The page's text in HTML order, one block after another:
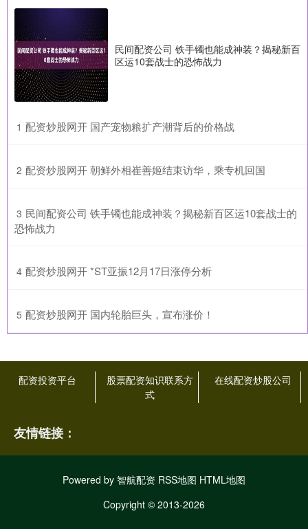
民间配资公司 铁手镯也能成神装？揭秘新百
区运10套战士的恐怖战力
1 ​配资炒股网开 国产宠物粮扩产潮背后的价格战
2 ​配资炒股网开 朝鲜外相崔善姬结束访华，乘专机回国
3 ​民间配资公司 铁手镯也能成神装？揭秘新百区运10套战士的
恐怖战力
4 ​配资炒股网开 *ST亚振12月17日涨停分析
5 ​配资炒股网开 国内轮胎巨头，宣布涨价！
配资投资平台
股票配资知识联系方
式
在线配资炒股公司
友情链接：
Powered by 智航配资 RSS地图 HTML地图
Copyright © 2013-2026